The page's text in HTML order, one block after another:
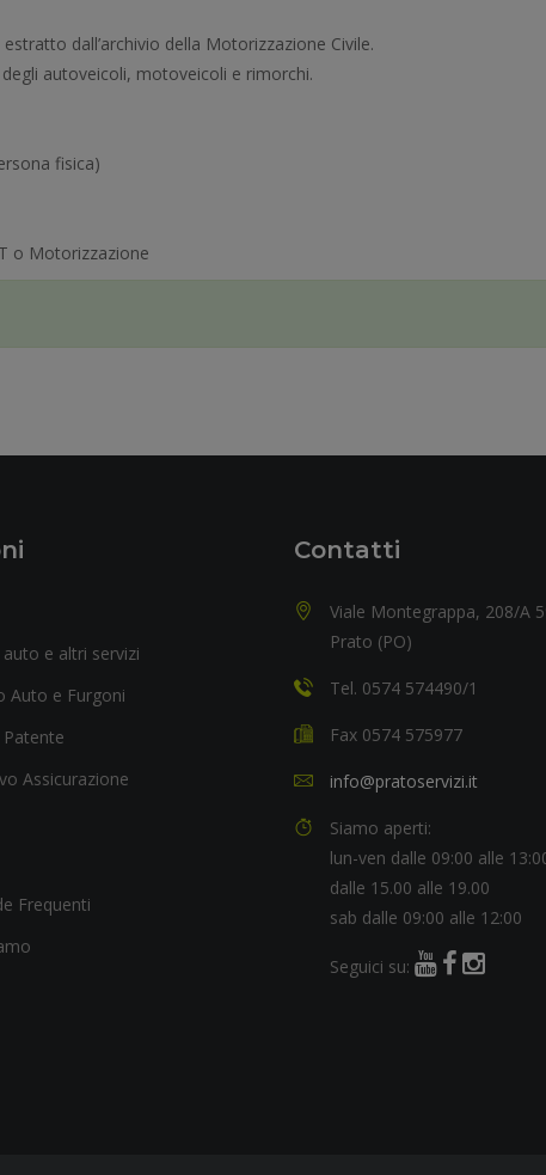
dall’archivio della Motorizzazione Civile.
autoveicoli, motoveicoli e rimorchi.
fisica)
o Motorizzazione
auto e altri servizi
Auto e Furgoni
Patente
Assicurazione
Frequenti
Contatti
Viale Montegrappa, 208/A
Prato (PO)
Tel. 0574 574490/1
Fax 0574 575977
info@pratoservizi.it
Siamo aperti:
lun-ven dalle 09:00 alle
dalle 15.00 alle 19.00
sab dalle 09:00 alle 12:00
Seguici su: